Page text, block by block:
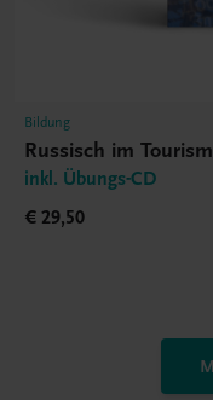
Bildung
Russisch im
inkl. Übungs-CD
€ 29,50